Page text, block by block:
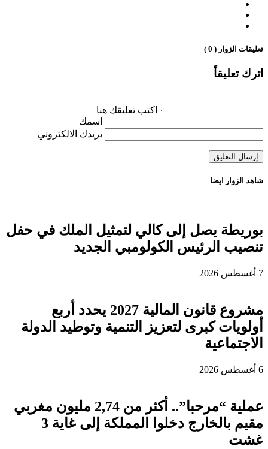
تعليقات الزوار ( 0 )
اترك تعليقاً
اكتب تعليقك هنا
اسمك
بريدك الالكتروني
شاهد الزوار ايضا
بوريطة يصل إلى كالي لتمثيل الملك في حفل
تنصيب الرئيس الكولومبي الجديد
7 أغسطس 2026
مشروع قانون المالية 2027 يحدد أربع
أولويات كبرى لتعزيز التنمية وتوطيد الدولة
الاجتماعية
6 أغسطس 2026
عملية “مرحبا”.. أكثر من 2,74 مليون مغربي
مقيم بالخارج دخلوا المملكة إلى غاية 3
غشت